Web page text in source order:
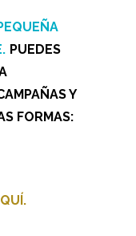
PUEDES
Y
FORMAS:
.